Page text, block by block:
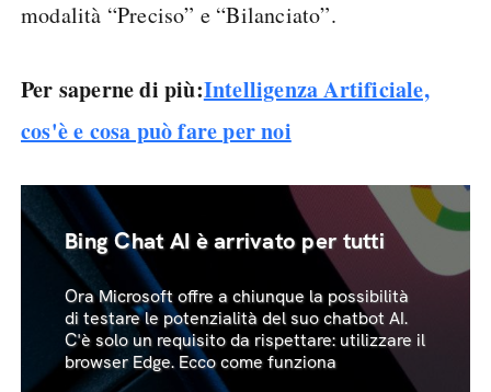
modalità “Preciso” e “Bilanciato”.
Per saperne di più:Intelligenza Artificiale,
cos'è e cosa può fare per noi
Bing Chat AI è arrivato per tutti
Ora Microsoft offre a chiunque la possibilità
di testare le potenzialità del suo chatbot AI.
C'è solo un requisito da rispettare: utilizzare il
browser Edge. Ecco come funziona